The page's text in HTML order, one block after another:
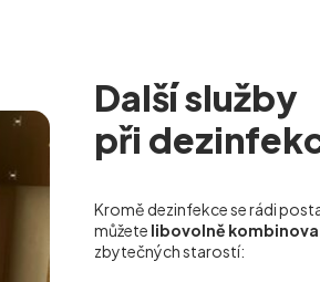
Další služby
při
Kromě dezinfekce se rádi
můžete libovolně
zbytečných starostí: